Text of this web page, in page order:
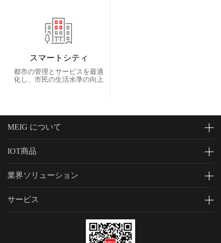
スマートシティ
都市の管理とサービスを最適
化し、市民の生活水準の向上
MEIG について
IOT商品
業界ソリューション
サービス